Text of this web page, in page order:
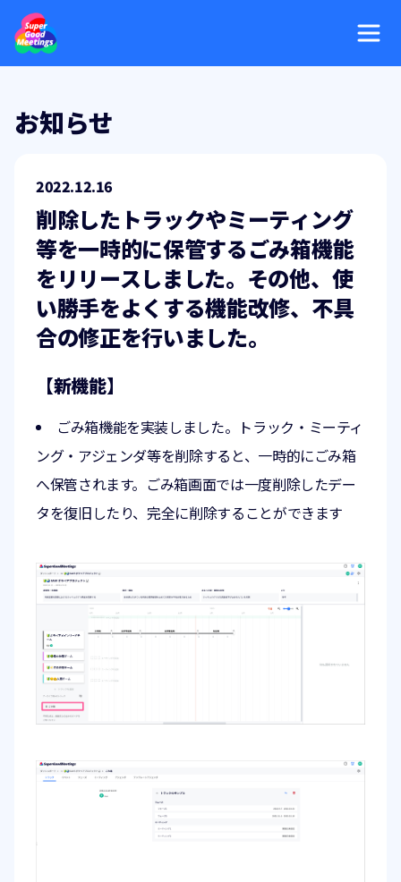
お知らせ
2022.12.16
削除したトラックやミーティング
等を一時的に保管するごみ箱機能
をリリースしました。その他、使
い勝手をよくする機能改修、不具
合の修正を行いました。
【新機能】
ごみ箱機能を実装しました。トラック・ミーティ
ング・アジェンダ等を削除すると、一時的にごみ箱
へ保管されます。ごみ箱画面では一度削除したデー
タを復旧したり、完全に削除することができます